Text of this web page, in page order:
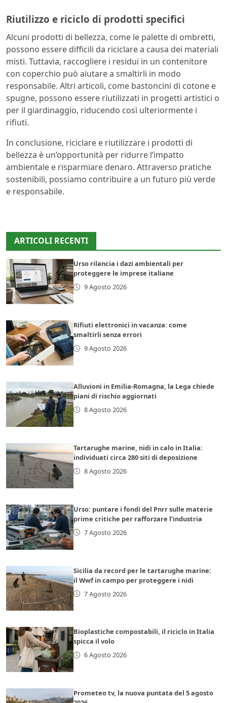
Riutilizzo e riciclo di prodotti specifici
Alcuni prodotti di bellezza, come le palette di ombretti,
possono essere difficili da riciclare a causa dei materiali
misti. Tuttavia, raccogliere i residui in un contenitore
con coperchio può aiutare a smaltirli in modo
responsabile. Altri articoli, come bastoncini di cotone e
spugne, possono essere riutilizzati in progetti artistici o
per il giardinaggio, riducendo così ulteriormente i
rifiuti.
In conclusione, riciclare e riutilizzare i prodotti di
bellezza è un’opportunità per ridurre l’impatto
ambientale e risparmiare denaro. Attraverso pratiche
sostenibili, possiamo contribuire a un futuro più verde
e responsabile.
ARTICOLI RECENTI
Urso rilancia i dazi ambientali per
proteggere le imprese italiane
9 Agosto 2026
Rifiuti elettronici in vacanza: come
smaltirli senza errori
9 Agosto 2026
Alluvioni in Emilia-Romagna, la Lega chiede
piani di rischio aggiornati
8 Agosto 2026
Tartarughe marine, nidi in calo in Italia:
individuati circa 280 siti di deposizione
8 Agosto 2026
Urso: puntare i fondi del Pnrr sulle materie
prime critiche per rafforzare l’industria
7 Agosto 2026
Sicilia da record per le tartarughe marine:
il Wwf in campo per proteggere i nidi
7 Agosto 2026
Bioplastiche compostabili, il riciclo in Italia
spicca il volo
6 Agosto 2026
Prometeo tv, la nuova puntata del 5 agosto